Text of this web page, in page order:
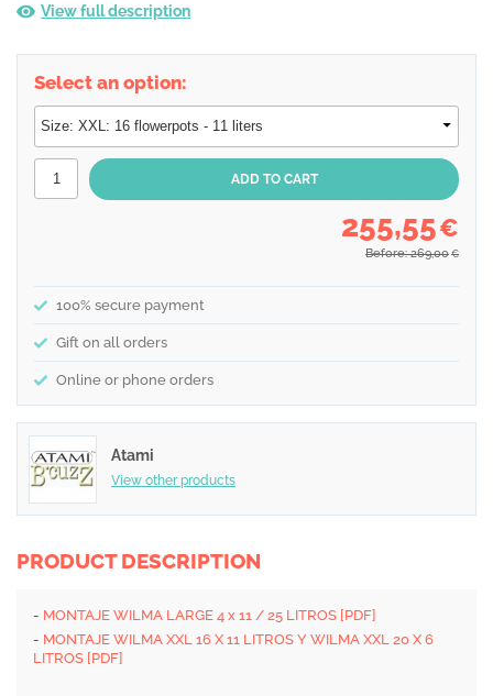
View full description
Select an option:
255,55€
Before: 269,00 €
100% secure payment
Gift on all orders
Online or phone orders
Atami
View other products
PRODUCT DESCRIPTION
- MONTAJE WILMA LARGE 4 x 11 / 25 LITROS [PDF]
- MONTAJE WILMA XXL 16 X 11 LITROS Y WILMA XXL 20 X 6
LITROS [PDF]